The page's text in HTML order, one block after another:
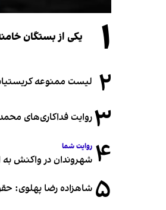
۱ یکی از بستگان
۲ لیست ممنوعه کریستیانو؛ ۱۰ چهره‌ای که در مراسم عروسی رونالدو و جورجینا
۳روایت فداکاری‌های محمد صلاح؛ از سفرهای ۹
۴ روایت شما
شهروندان در واکنش به
۵ شاهزاده رضا پهلوی: